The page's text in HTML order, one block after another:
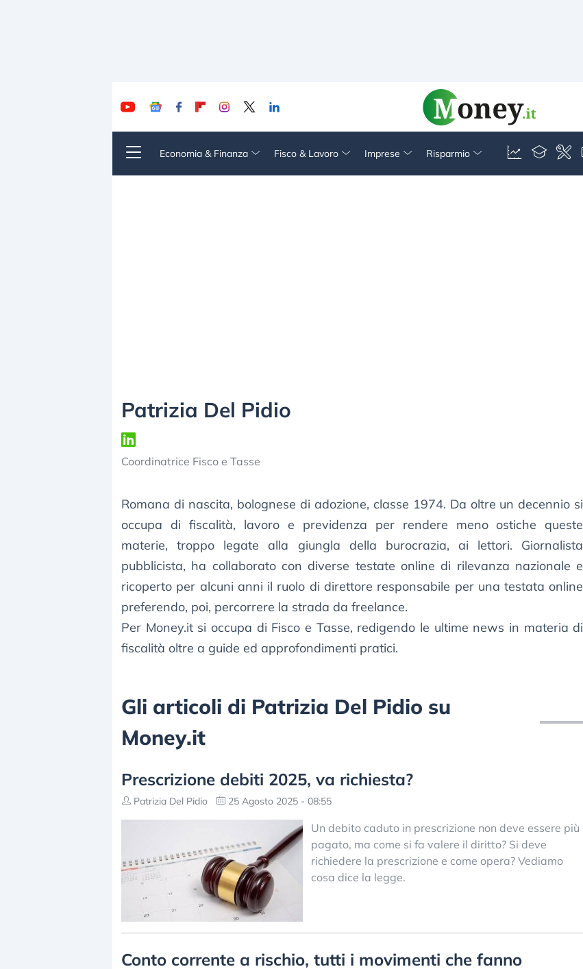
Economia & Finanza Fisco & Lavoro Imprese Risparmio
Patrizia Del Pidio
Coordinatrice Fisco e Tasse
Romana di nascita, bolognese di adozione, classe 1974. Da oltre un decennio si
occupa di fiscalità, lavoro e previdenza per rendere meno ostiche queste
materie, troppo legate alla giungla della burocrazia, ai lettori. Giornalista
pubblicista, ha collaborato con diverse testate online di rilevanza nazionale e
ricoperto per alcuni anni il ruolo di direttore responsabile per una testata online
preferendo, poi, percorrere la strada da freelance.
Per Money.it si occupa di Fisco e Tasse, redigendo le ultime news in materia di
fiscalità oltre a guide ed approfondimenti pratici.
Gli articoli di Patrizia Del Pidio su
Money.it
Prescrizione debiti 2025, va richiesta?
Patrizia Del Pidio 25 Agosto 2025 - 08:55
Un debito caduto in prescrizione non deve essere più
pagato, ma come si fa valere il diritto? Si deve
richiedere la prescrizione e come opera? Vediamo
cosa dice la legge.
Conto corrente a rischio, tutti i movimenti che fanno